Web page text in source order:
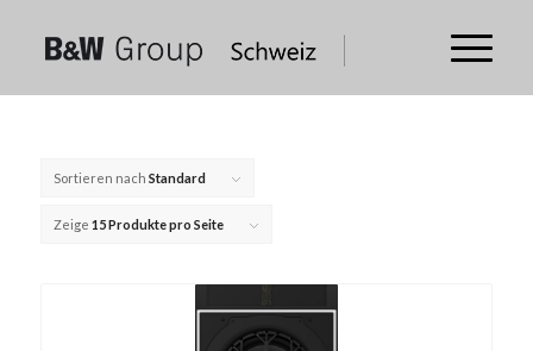
Sortieren nach Standard
Zeige 15 Produkte pro Seite